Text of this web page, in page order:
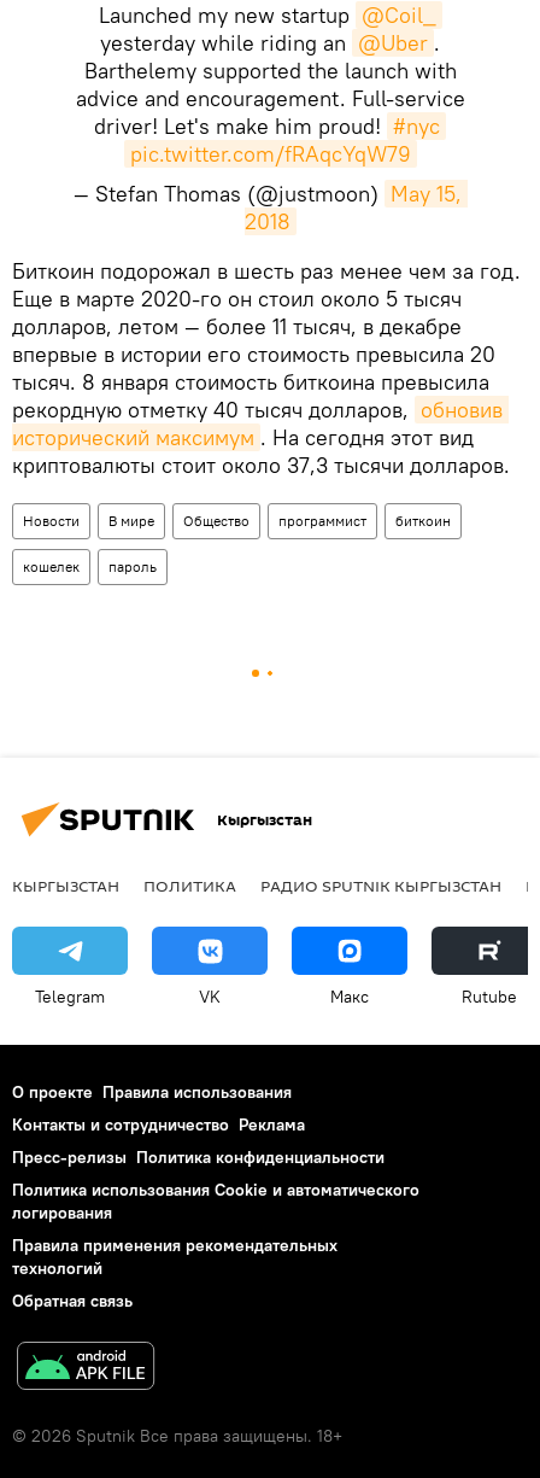
Launched my new startup @Coil_
yesterday while riding an @Uber .
Barthelemy supported the launch with
advice and encouragement. Full-service
driver! Let's make him proud! #nyc
pic.twitter.com/fRAqcYqW79
— Stefan Thomas (@justmoon) May 15,
2018
​Биткоин подорожал в шесть раз менее чем за год.
Еще в марте 2020-го он стоил около 5 тысяч
долларов, летом — более 11 тысяч, в декабре
впервые в истории его стоимость превысила 20
тысяч. 8 января стоимость биткоина превысила
рекордную отметку 40 тысяч долларов, обновив
исторический максимум . На сегодня этот вид
криптовалюты стоит около 37,3 тысячи долларов.
Новости В мире Общество программист биткоин
кошелек пароль
Кыргызстан
КЫРГЫЗСТАН ПОЛИТИКА РАДИО SPUTNIK КЫРГЫЗСТАН
Telegram VK Макс Rutube
О проекте Правила использования
Контакты и сотрудничество Реклама
Пресс-релизы Политика конфиденциальности
Политика использования Cookie и автоматического
логирования
Правила применения рекомендательных
технологий
Обратная связь
© 2026 Sputnik Все права защищены. 18+